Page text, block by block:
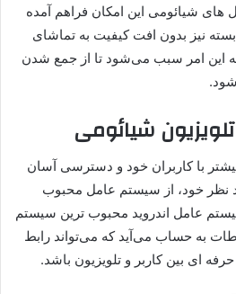
شیائومی این امکان فراهم آمده
بسته نیز بدون افت کیفیت به تماشای
که این امر سبب می‌شود تا از جمع شدن
با کاربران خود و دسترسی آسان
نظر خود، از سیستم عامل محبوب
عامل اندروید محبوب ترین سیستم
به حساب می‌آید که می‌تواند رابط
ای بین کاربر و تلویزیون باشد.